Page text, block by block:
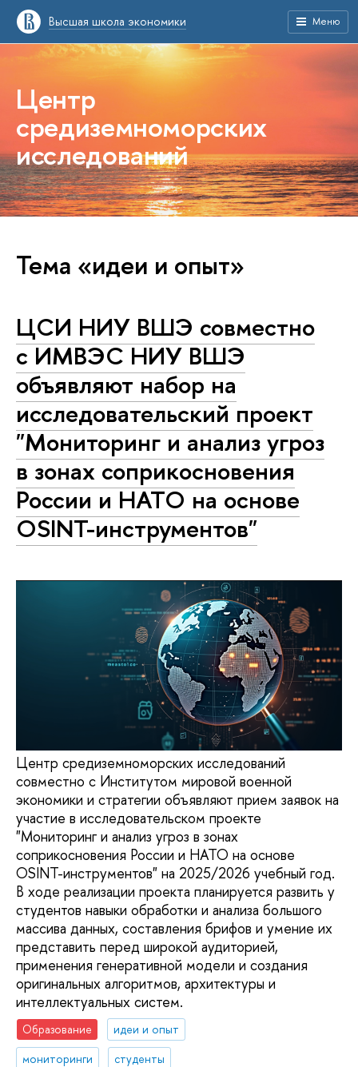
Высшая школа экономики Меню
Центр
средиземноморских
исследований
Тема «идеи и опыт»
ЦСИ НИУ ВШЭ совместно
с ИМВЭС НИУ ВШЭ
объявляют набор на
исследовательский проект
"Мониторинг и анализ угроз
в зонах соприкосновения
России и НАТО на основе
OSINT-инструментов"
Центр средиземноморских исследований
совместно с Институтом мировой военной
экономики и стратегии объявляют прием заявок на
участие в исследовательском проекте
"Мониторинг и анализ угроз в зонах
соприкосновения России и НАТО на основе
OSINT-инструментов" на 2025/2026 учебный год.
В ходе реализации проекта планируется развить у
студентов навыки обработки и анализа большого
массива данных, составления брифов и умение их
представить перед широкой аудиторией,
применения генеративной модели и создания
оригинальных алгоритмов, архитектуры и
интеллектуальных систем.
Образование
идеи и опыт
мониторинги
студенты